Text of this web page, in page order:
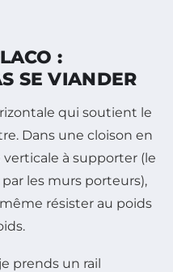
:
SE VIANDER
qui soutient le
Dans une cloison en
verticale à supporter (le
les murs porteurs),
résister au poids
prends un rail